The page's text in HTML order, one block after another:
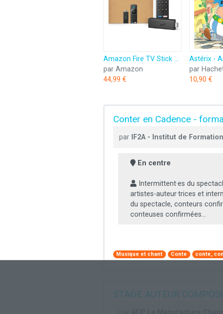
Amazon Fire TV Stick HD (Nouvelle génération) | TV gratuite et en direct, télécommande vocale Alexa, contrôle de la maison connectée, streaming HD
par Amazon
44,99 €
par
10,90 €
Conter en Cadence -
par IF2A - Institut de
En centre
Intermittent·es du
artistes-auteur·trices et
du spectacle, conteurs
conteuses confirmées...
Musique et chant Conte conte,
STAGE AUTEUR